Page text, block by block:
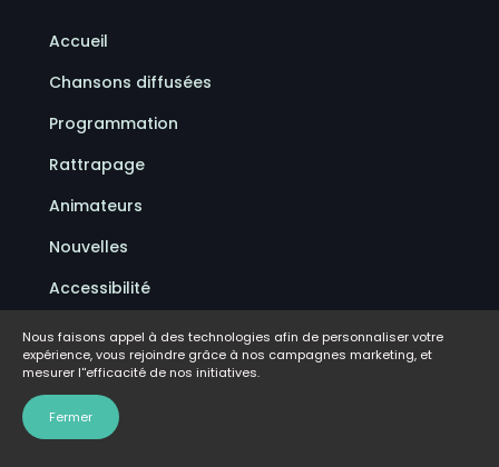
Accueil
Chansons diffusées
Programmation
Rattrapage
Animateurs
Nouvelles
Accessibilité
Politique de confidentialité
Conditions d'utilisation
FAQ
Nous faisons appel à des technologies afin de personnaliser votre
expérience, vous rejoindre grâce à nos campagnes marketing, et
mesurer l''efficacité de nos initiatives.
Fermer